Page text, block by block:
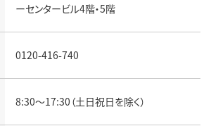
ーセンタービル4階・5階
0120-416-740
8:30～17:30（土日祝日を除く）